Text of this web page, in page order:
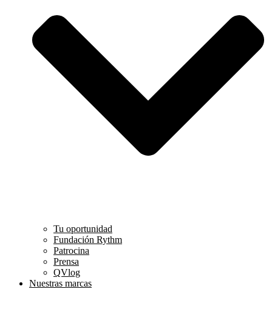
Tu oportunidad
Fundación Rythm
Patrocina
Prensa
QVlog
Nuestras marcas